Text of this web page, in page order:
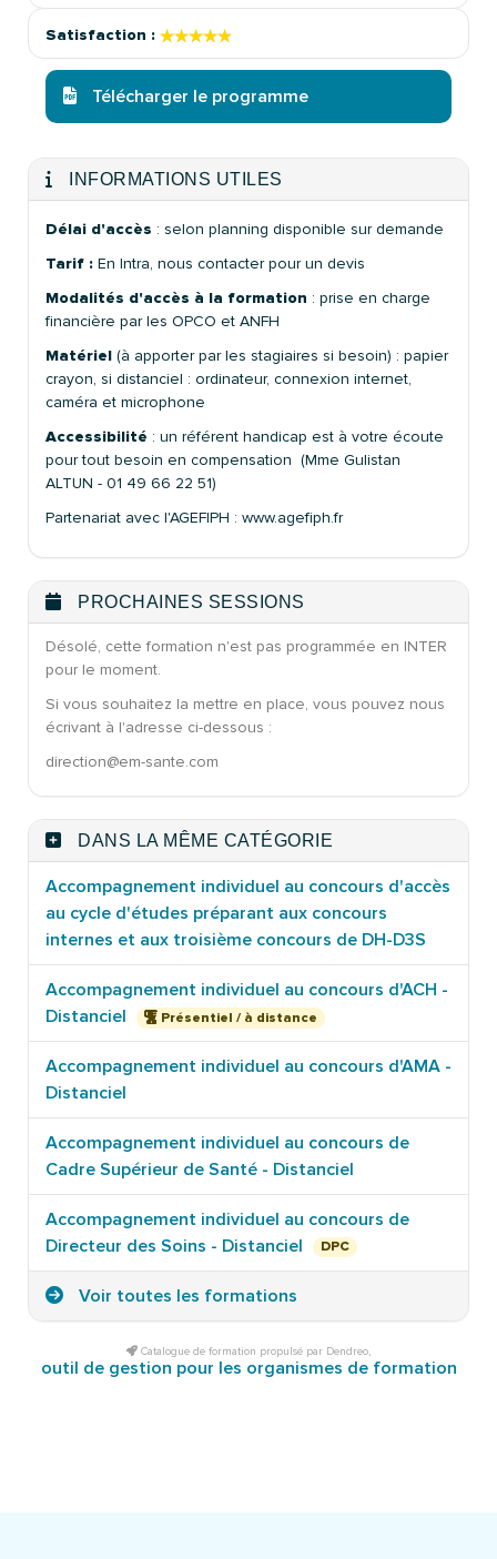
Satisfaction : ★★★★★
★★★★★
Télécharger le programme
INFORMATIONS UTILES
Délai d'accès : selon planning disponible sur demande
Tarif : En Intra, nous contacter pour un devis
Modalités d'accès à la formation : prise en charge
financière par les OPCO et ANFH
Matériel (à apporter par les stagiaires si besoin) : papier
crayon, si distanciel : ordinateur, connexion internet,
caméra et microphone
Accessibilité : un référent handicap est à votre écoute
pour tout besoin en compensation (Mme Gulistan
ALTUN - 01 49 66 22 51)
Partenariat avec l'AGEFIPH : www.agefiph.fr
PROCHAINES SESSIONS
Désolé, cette formation n'est pas programmée en INTER
pour le moment.
Si vous souhaitez la mettre en place, vous pouvez nous
écrivant à l'adresse ci-dessous :
direction@em-sante.com
DANS LA MÊME CATÉGORIE
Accompagnement individuel au concours d'accès
au cycle d'études préparant aux concours
internes et aux troisième concours de DH-D3S
Accompagnement individuel au concours d'ACH -
Distanciel
Présentiel / à distance
Accompagnement individuel au concours d'AMA -
Distanciel
Accompagnement individuel au concours de
Cadre Supérieur de Santé - Distanciel
Accompagnement individuel au concours de
Directeur des Soins - Distanciel
DPC
Voir toutes les formations
Catalogue de formation propulsé par Dendreo,
outil de gestion pour les organismes de formation